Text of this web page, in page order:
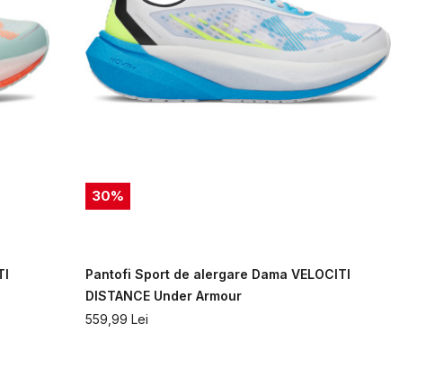
30%
Pantofi Sport de alergare Dama VELOCITI
DISTANCE Under Armour
559,99 Lei